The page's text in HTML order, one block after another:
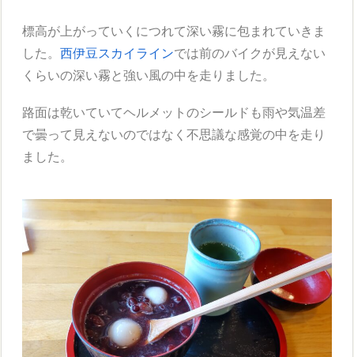
標高が上がっていくにつれて深い霧に包まれていきま
した。西伊豆スカイラインでは前のバイクが見えない
くらいの深い霧と強い風の中を走りました。
路面は乾いていてヘルメットのシールドも雨や気温差
で曇って見えないのではなく不思議な感覚の中を走り
ました。